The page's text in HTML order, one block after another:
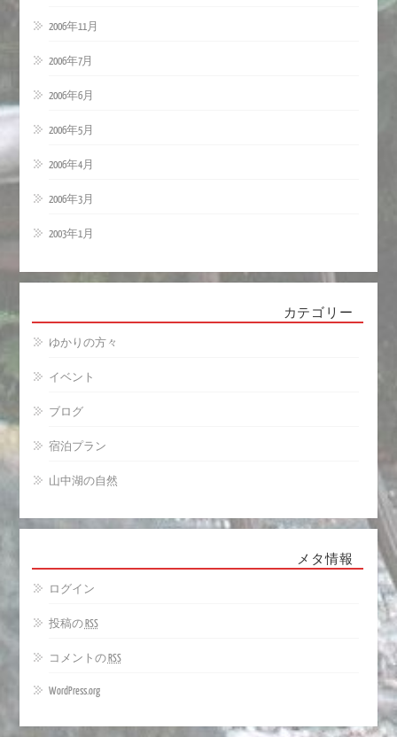
2006年11月
2006年7月
2006年6月
2006年5月
2006年4月
2006年3月
2003年1月
カテゴリー
ゆかりの方々
イベント
ブログ
宿泊プラン
山中湖の自然
メタ情報
ログイン
投稿の RSS
コメントの RSS
WordPress.org